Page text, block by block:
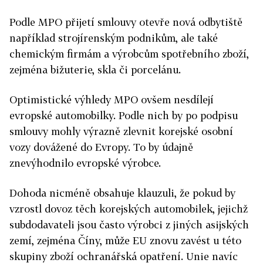
Podle MPO přijetí smlouvy otevře nová odbytiště
například strojírenským podnikům, ale také
chemickým firmám a výrobcům spotřebního zboží,
zejména bižuterie, skla či porcelánu.
Optimistické výhledy MPO ovšem nesdílejí
evropské automobilky. Podle nich by po podpisu
smlouvy mohly výrazně zlevnit korejské osobní
vozy dovážené do Evropy. To by údajně
znevýhodnilo evropské výrobce.
Dohoda nicméně obsahuje klauzuli, že pokud by
vzrostl dovoz těch korejských automobilek, jejichž
subdodavateli jsou často výrobci z jiných asijských
zemí, zejména Číny, může EU znovu zavést u této
skupiny zboží ochranářská opatření. Unie navíc